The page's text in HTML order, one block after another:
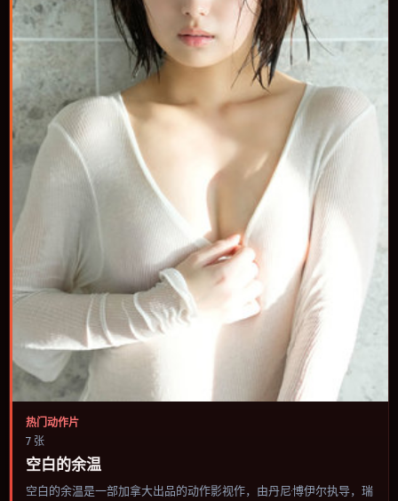
热门动作片
7 张
空白的余温
空白的余温是一部加拿大出品的动作影视作，由丹尼·博伊尔执导，瑞